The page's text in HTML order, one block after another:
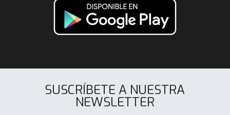
SUSCRÍBETE A NUESTRA
NEWSLETTER